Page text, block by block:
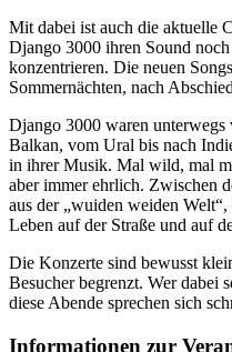
Mit dabei ist auch die aktuelle
Django 3000 ihren Sound
konzentrieren. Die neuen
Sommernächten, nach
Django 3000 waren
Balkan, vom Ural bis nach
in ihrer Musik. Mal wild, mal
aber immer ehrlich. Zwischen
aus der „wuiden weiden
Leben auf der Straße und auf
Die Konzerte sind bewusst
Besucher begrenzt. Wer dabei
diese Abende sprechen sich
Informationen zur